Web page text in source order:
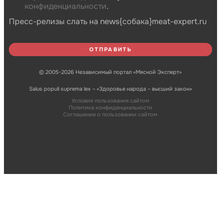
конфиденциальности.
Пресс-релизы слать на news{собака}meat-expert.ru
© 2005-2026 Независимый портал «Мясной Эксперт»
Salus populi suprema lex – «Здоровье народа – высший закон»
Условия пользования сайтом
Политика конфиденциальности
Соглашение о пользовании сайтом